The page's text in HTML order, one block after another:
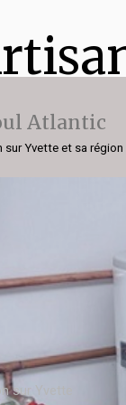
Atlantic
sur Yvette et sa région
sur Yvette